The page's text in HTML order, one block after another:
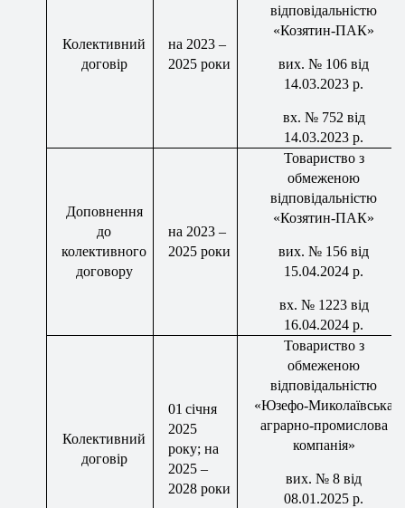
Колективний
договір
на 2023 –
2025 роки
відповідальністю
«Козятин-ПАК»
вих. № 106 від
14.03.2023 р.
вх. № 752 від
14.03.2023 р.
Доповнення
до
колективного
договору
на 2023 –
2025 роки
Товариство з
обмеженою
відповідальністю
«Козятин-ПАК»
вих. № 1 56 від
1 5.04.2024 р.
вх. № 1223від
16.04.2024 р.
Колективний
договір
01 січня
2025
року; на
2025 –
2028 роки
Товариство з
обмеженою
відповідальністю
«Юзефо-Миколаївська
аграрно-промислова
компанія»
вих. № 8 від
08.01 .2025 р.